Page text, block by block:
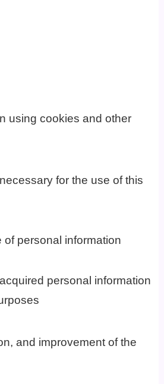
using cookies and other
for the use of this
of personal information
personal information
and improvement of the